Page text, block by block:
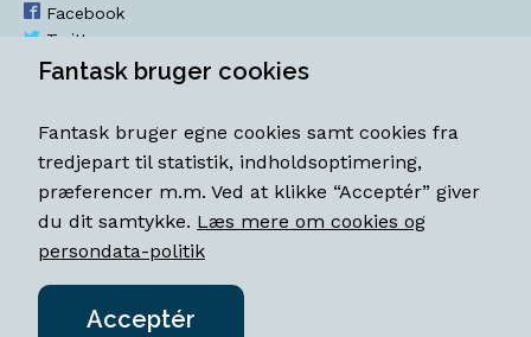
Facebook
Twitter
YouTube
Åbningstider
Mandag-torsdag 11-18
Fredag 11-18.30
Lørdag 11-15
Fantask bruger cookies
Fantask bruger egne cookies samt cookies fra
tredjepart til statistik, indholdsoptimering,
præferencer m.m. Ved at klikke “Acceptér” giver
du dit samtykke. Læs mere om cookies og
persondata-politik
Acceptér